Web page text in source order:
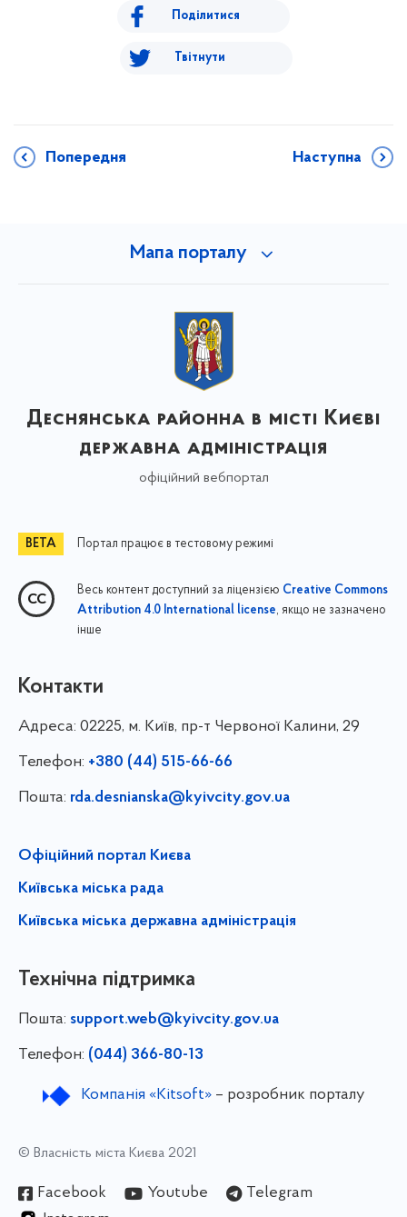
Поділитися
Твітнути
Попередня Наступна
Мапа порталу
Деснянська районна в місті Києві
державна адміністрація
офіційний вебпортал
Портал працює в тестовому режимі
Весь контент доступний за ліцензією Creative Commons
Attribution 4.0 International license, якщо не зазначено
інше
Контакти
Адреса: 02225, м. Київ, пр-т Червоної Калини, 29
Телефон: +380 (44) 515-66-66
Пошта: rda.desnianska@kyivcity.gov.ua
Офіційний портал Києва
Київська міська рада
Київська міська державна адміністрація
Технічна підтримка
Пошта: support.web@kyivcity.gov.ua
Телефон: (044) 366-80-13
Компанія «Kitsoft»– розробник порталу
© Власність міста Києва 2021
Facebook Youtube
Telegram